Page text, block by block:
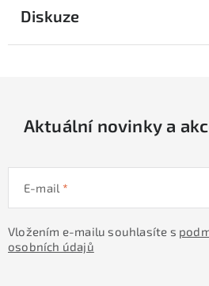
Diskuze
Aktuální novinky a
E-mail
Vložením e-mailu souhlasíte s
osobních údajů